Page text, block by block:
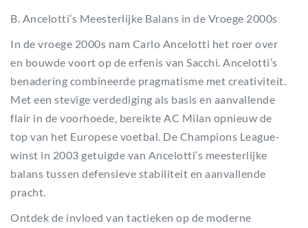
B. Ancelotti’s Meesterlijke Balans in de Vroege 2000s
In de vroege 2000s nam Carlo Ancelotti het roer over
en bouwde voort op de erfenis van Sacchi. Ancelotti’s
benadering combineerde pragmatisme met creativiteit.
Met een stevige verdediging als basis en aanvallende
flair in de voorhoede, bereikte AC Milan opnieuw de
top van het Europese voetbal. De Champions League-
winst in 2003 getuigde van Ancelotti’s meesterlijke
balans tussen defensieve stabiliteit en aanvallende
pracht.
Ontdek de invloed van tactieken op de moderne